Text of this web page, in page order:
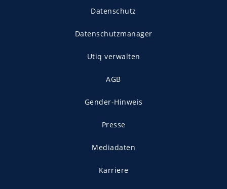
Datenschutz
Datenschutzmanager
Utiq verwalten
AGB
Gender-Hinweis
Presse
Mediadaten
Karriere